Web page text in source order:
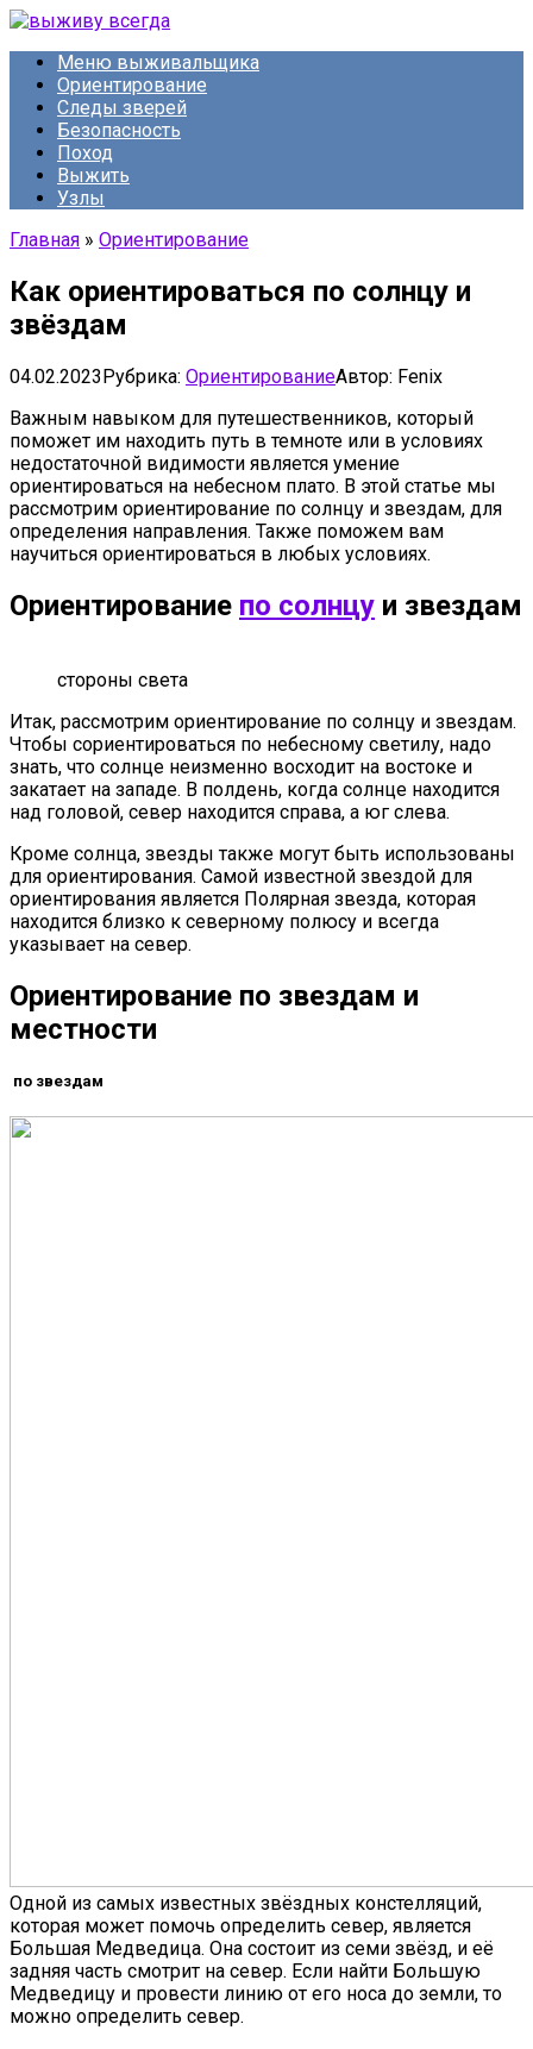
Перейти
контентуМеню выживальщика
Ориентирование
Следы зверей
Безопасность
Поход
Выжить
Узлы
Главная » Ориентирование
Как ориентироваться по солнцу и
звёздам
04.02.2023Рубрика: ОриентированиеАвтор: Fenix
Важным навыком для путешественников, который
поможет им находить путь в темноте или в условиях
недостаточной видимости является умение
ориентироваться на небесном плато. В этой статье мы
рассмотрим ориентирование по солнцу и звездам, для
определения направления. Также поможем вам
научиться ориентироваться в любых условиях.
Ориентирование по солнцу и звездам
стороны света
Итак, рассмотрим ориентирование по солнцу и звездам.
Чтобы сориентироваться по небесному светилу, надо
знать, что солнце неизменно восходит на востоке и
закатает на западе. В полдень, когда солнце находится
над головой, север находится справа, а юг слева.
Кроме солнца, звезды также могут быть использованы
для ориентирования. Самой известной звездой для
ориентирования является Полярная звезда, которая
находится близко к северному полюсу и всегда
указывает на север.
Ориентирование по звездам и
местности
по звездам
Одной из самых известных звёздных констелляций,
которая может помочь определить север, является
Большая Медведица. Она состоит из семи звёзд, и её
задняя часть смотрит на север. Если найти Большую
Медведицу и провести линию от его носа до земли, то
можно определить север.